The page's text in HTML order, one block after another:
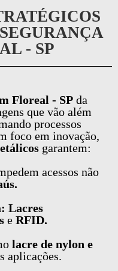
- SP
Floreal - SP da
que vão além
processos
foco em inovação,
garantem:
acessos não
Lacres
e RFID.
lacre de nylon e
aplicações.